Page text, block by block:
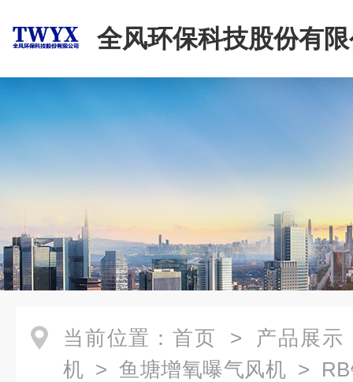
全风环保科技股份有
当前位置： 首页 > 产品展示
机 > 鱼塘增氧曝气风机 > RB